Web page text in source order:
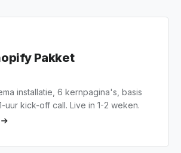
Pakket
installatie, 6 kernpagina's, basis
uur kick-off call. Live in 1-2 weken.